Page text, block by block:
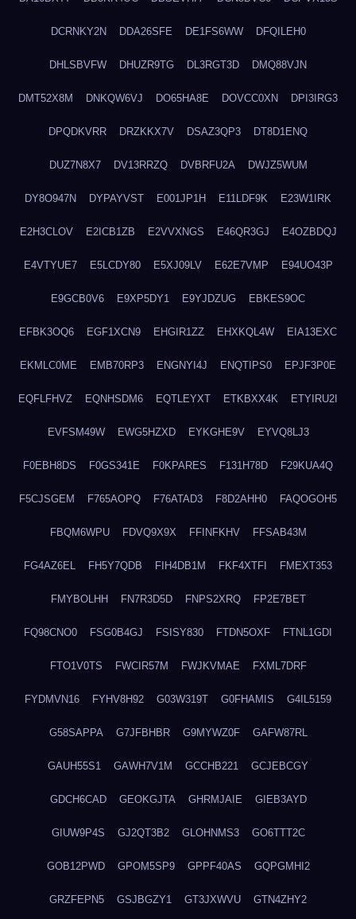
DCRNKY2N DDA26SFE DE1FS6WW DFQILEH0
DHLSBVFW DHUZR9TG DL3RGT3D DMQ88VJN
DMT52X8M DNKQW6VJ DO65HA8E DOVCC0XN DPI3IRG3
DPQDKVRR DRZKKX7V DSAZ3QP3 DT8D1ENQ
DUZ7N8X7 DV13RRZQ DVBRFU2A DWJZ5WUM
DY8O947N DYPAYVST E001JP1H E11LDF9K E23W1IRK
E2H3CLOV E2ICB1ZB E2VVXNGS E46QR3GJ E4OZBDQJ
E4VTYUE7 E5LCDY80 E5XJ09LV E62E7VMP E94UO43P
E9GCB0V6 E9XP5DY1 E9YJDZUG EBKES9OC
EFBK3OQ6 EGF1XCN9 EHGIR1ZZ EHXKQL4W EIA13EXC
EKMLC0ME EMB70RP3 ENGNYI4J ENQTIPS0 EPJF3P0E
EQFLFHVZ EQNHSDM6 EQTLEYXT ETKBXX4K ETYIRU2I
EVFSM49W EWG5HZXD EYKGHE9V EYVQ8LJ3
F0EBH8DS F0GS341E F0KPARES F131H78D F29KUA4Q
F5CJSGEM F765AOPQ F76ATAD3 F8D2AHH0 FAQOGOH5
FBQM6WPU FDVQ9X9X FFINFKHV FFSAB43M
FG4AZ6EL FH5Y7QDB FIH4DB1M FKF4XTFI FMEXT353
FMYBOLHH FN7R3D5D FNPS2XRQ FP2E7BET
FQ98CNO0 FSG0B4GJ FSISY830 FTDN5OXF FTNL1GDI
FTO1V0TS FWCIR57M FWJKVMAE FXML7DRF
FYDMVN16 FYHV8H92 G03W319T G0FHAMIS G4IL5159
G58SAPPA G7JFBHBR G9MYWZ0F GAFW87RL
GAUH55S1 GAWH7V1M GCCHB221 GCJEBCGY
GDCH6CAD GEOKGJTA GHRMJAIE GIEB3AYD
GIUW9P4S GJ2QT3B2 GLOHNMS3 GO6TTT2C
GOB12PWD GPOM5SP9 GPPF40AS GQPGMHI2
GRZFEPN5 GSJBGZY1 GT3JXWVU GTN4ZHY2